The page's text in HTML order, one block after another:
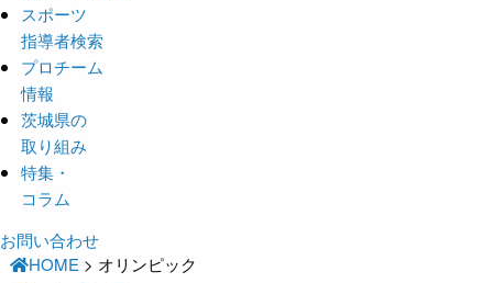
スポーツ
指導者検索
プロチーム
情報
茨城県の
取り組み
特集・
コラム
お問い合わせ
HOME > オリンピック